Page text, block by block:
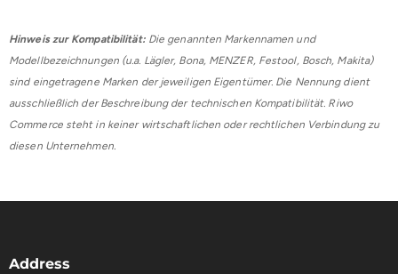
Hinweis zur Kompatibilität:Die genannten Markennamen und
Modellbezeichnungen (u.a. Lägler, Bona, MENZER, Festool, Bosch, Makita)
sind eingetragene Marken der jeweiligen Eigentümer. Die Nennung dient
ausschließlich der Beschreibung der technischen Kompatibilität. Riwo
Commerce steht in keiner wirtschaftlichen oder rechtlichen Verbindung zu
diesen Unternehmen.
Address